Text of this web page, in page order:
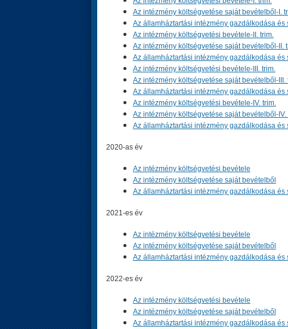
Az intézmény költségvetése saját bevételből-I.
Az államháztartási intézmény gazdálkodása és
Az intézmény költségvetési bevétele-II. trim.
Az intézmény költségvetése saját bevételből-II.
Az államháztartási intézmény gazdálkodása és
Az intézmény költségvetési bevétele-III. trim.
Az intézmény költségvetése saját bevételből-III.
Az államháztartási intézmény gazdálkodása és
Az intézmény költségvetési bevétele-IV. trim.
Az intézmény költségvetése saját bevételből-IV.
Az államháztartási intézmény gazdálkodása és
2020-as év
Az intézmény költségvetési bevétele
Az intézmény költségvetése saját bevételből
Az államháztartási intézmény gazdálkodása és
2021-es év
Az intézmény költségvetési bevétele
Az intézmény költségvetése saját bevételből
Az államháztartási intézmény gazdálkodása és
2022-es év
Az intézmény költségvetési bevétele
Az intézmény költségvetése saját bevételből
Az államháztartási intézmény gazdálkodása és